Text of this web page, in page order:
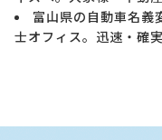
富山県の自動車名義
士オフィス。迅速・確